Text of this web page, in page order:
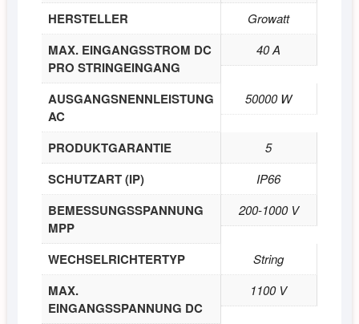
HERSTELLER Growatt
MAX. EINGANGSSTROM DC
PRO STRINGEINGANG
40 A
AUSGANGSNENNLEISTUNG
AC
50000 W
PRODUKTGARANTIE 5
SCHUTZART (IP) IP66
BEMESSUNGSSPANNUNG
MPP
200-1000 V
WECHSELRICHTERTYP String
MAX.
EINGANGSSPANNUNG DC
1100 V